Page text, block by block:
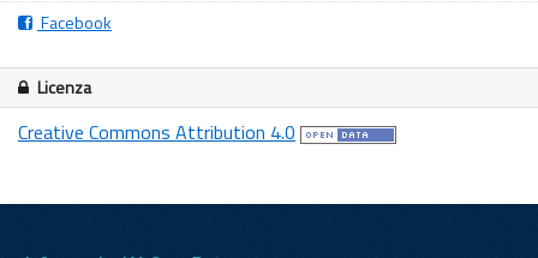
Facebook
Licenza
Creative Commons Attribution 4.0